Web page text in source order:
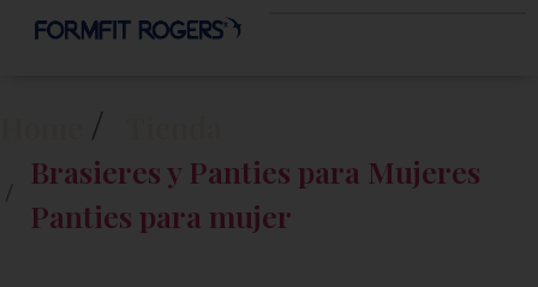
Brasieres y Panties para Mujeres
Panties para mujer